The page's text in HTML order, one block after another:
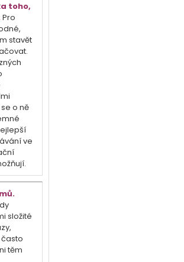
toho,
Pro
stavět
o ně
ve
složité
těm